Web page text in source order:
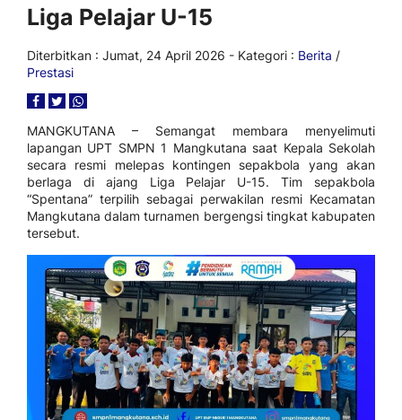
Liga Pelajar U-15
Diterbitkan : Jumat, 24 April 2026 - Kategori : Berita /
Prestasi
MANGKUTANA – Semangat membara menyelimuti
lapangan UPT SMPN 1 Mangkutana saat Kepala Sekolah
secara resmi melepas kontingen sepakbola yang akan
berlaga di ajang Liga Pelajar U-15. Tim sepakbola
“Spentana” terpilih sebagai perwakilan resmi Kecamatan
Mangkutana dalam turnamen bergengsi tingkat kabupaten
tersebut.